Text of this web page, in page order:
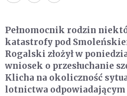
Pełnomocnik rodzin
katastrofy pod
Rogalski złożył w
wniosek o przesłuchanie
Klicha na okoliczność
lotnictwa odpowiadającym